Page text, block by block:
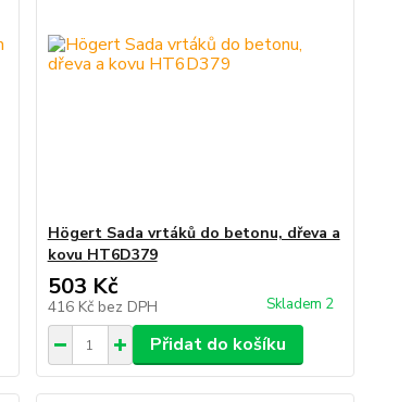
Högert Sada vrtáků do betonu, dřeva a
kovu HT6D379
503 Kč
416 Kč bez DPH Skladem 2
Přidat do košíku